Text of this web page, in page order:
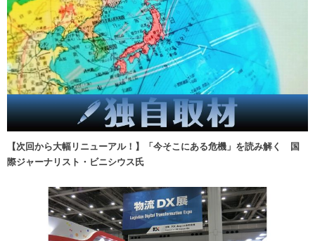
【次回から大幅リニューアル！】「今そこにある危機」を読み解く 国
際ジャーナリスト・ビニシウス氏